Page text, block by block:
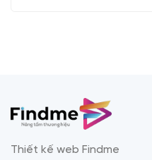
Thiết kế web Findme